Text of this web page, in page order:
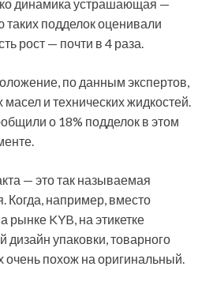
динамика устрашающая —
подделок оценивали
рост — почти в 4 раза.
по данным экспертов,
и технических жидкостей.
о 18% подделок в этом
— это так называемая
Когда, например, вместо
рынке KYB, на этикетке
упаковки, товарного
очень похож на оригинальный.